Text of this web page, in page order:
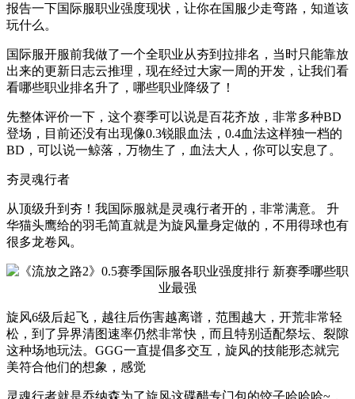
报告一下国际服职业强度现状，让你在国服少走弯路，知道该
玩什么。
国际服开服前我做了一个全职业从夯到拉排名，当时只能靠放
出来的更新日志云推理，现在经过大家一周的开发，让我们看
看哪些职业排名升了，哪些职业降级了！
先整体评价一下，这个赛季可以说是百花齐放，非常多种BD
登场，目前还没有出现像0.3锐眼血法，0.4血法这样独一档的
BD，可以说一鲸落，万物生了，血法大人，你可以安息了。
夯灵魂行者
从顶级升到夯！我国际服就是灵魂行者开的，非常满意。 升
华猫头鹰给的羽毛简直就是为旋风量身定做的，不用得球也有
很多龙卷风。
旋风6级后起飞，越往后伤害越离谱，范围越大，开荒非常轻
松，到了异界清图速率仍然非常快，而且特别适配祭坛、裂隙
这种场地玩法。GGG一直提倡多交互，旋风的技能形态就完
美符合他们的想象，感觉
灵魂行者就是乔纳森为了旋风这碟醋专门包的饺子哈哈哈~，